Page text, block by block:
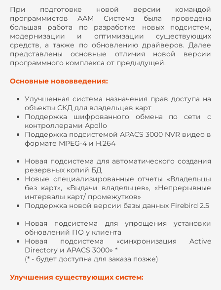
При подготовке новой версии командой
программистов ААМ Системз была проведена
большая работа по разработке новых подсистем,
модернизации и оптимизации существующих
средств, а также по обновлению драйверов. Далее
представлены основные отличия новой версии
программного комплекса от предыдущей.
Основные нововведения:
Улучшенная система назначения прав доступа на
объекты СКД для владельцев карт
Поддержка шифрованного обмена по сети с
контроллерами Apollo
Поддержка подсистемой APACS 3000 NVR видео в
формате MPEG-4 и H.264
Новая подсистема для автоматического создания
резервных копий БД
Новые специализированные отчеты «Владельцы
без карт», «Выдачи владельцев», «Непрерывные
интервалы карт/ промежутков»
Поддержка новой версии базы данных Firebird 2.5
Новая подсистема для упрощения установки
обновлений ПО у клиента
Новая подсистема «синхронизация Active
Directory и APACS 3000» *
(* - будет доступна для заказа позже)
Улучшения существующих систем: